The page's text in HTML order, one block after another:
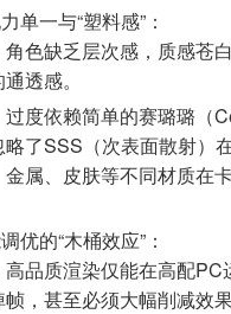
单一与“塑料感”：
角色缺乏层次感，质感苍
透感。
过度依赖简单的赛璐璐（
了SSS（次表面散射）
金属、皮肤等不同材质在
优的“木桶效应”：
高品质渲染仅能在高配
，甚至必须大幅削减效果